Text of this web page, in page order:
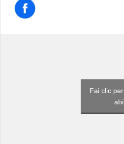
Fai clic